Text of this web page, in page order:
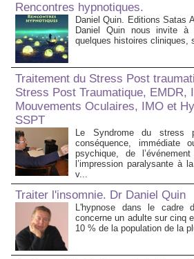
Rencontres hypnotiques.
Daniel Quin. Editions Satas
Daniel Quin nous invite à
quelques histoires cliniques,
Traitement du Stress Post
Stress Post Traumatique, EMDR,
Mouvements Oculaires, IMO et
SSPT
Le Syndrome du stress
conséquence, immédiate
psychique, de
l’impression paralysante à
v...
Traiter l'insomnie. Dr Daniel Quin
L'hypnose dans le cadre
concerne un adulte sur cinq
10 % de la population de la